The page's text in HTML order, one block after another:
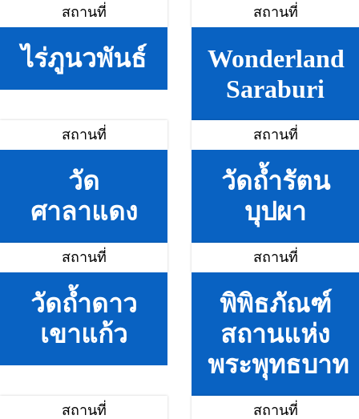
สถานที่
ไร่ภูนวพันธ์
สถานที่
Wonderland
Saraburi
สถานที่
วัด
ศาลาแดง
สถานที่
วัดถ้ำรัตน
บุปผา
สถานที่
วัดถ้ำดาว
เขาแก้ว
สถานที่
พิพิธภัณฑ์
สถานแห่ง
พระพุทธบาท
สถานที่ สถานที่